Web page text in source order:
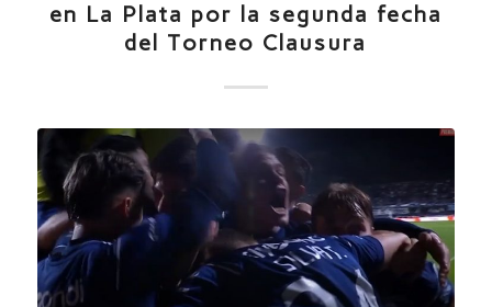
en La Plata por la segunda fecha
del Torneo Clausura